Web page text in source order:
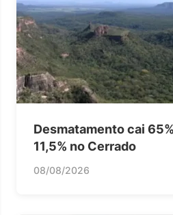
Desmatamento cai
11,5% no Cerrado
08/08/2026